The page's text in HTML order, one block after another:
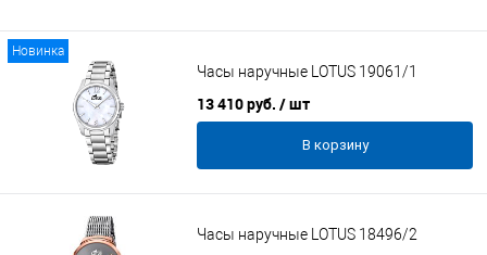
Новинка
Часы наручные LOTUS 19061/1
13 410 руб. / шт
В корзину
Часы наручные LOTUS 18496/2